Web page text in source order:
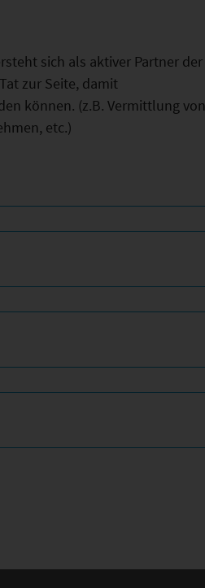
sich als aktiver Partner der
zur Seite, damit
können. (z.B. Vermittlung von
etc.)